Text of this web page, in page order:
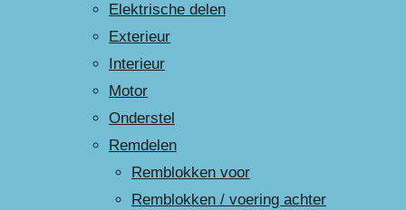
Elektrische delen
Exterieur
Interieur
Motor
Onderstel
Remdelen
Remblokken voor
Remblokken / voering achter